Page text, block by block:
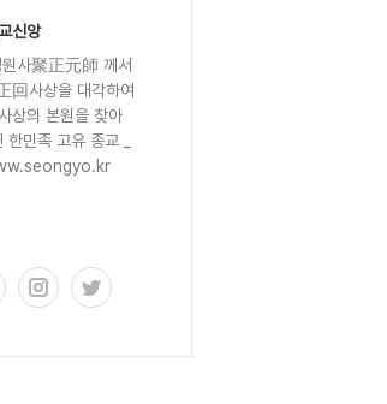
신앙
사聚正元師 께서
回사상을 대각하여
상의 본원을 찾아
민족 고유 종교 _